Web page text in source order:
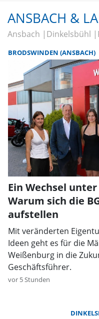
ANSBACH &
Ansbach Dinkelsbühl
BRODSWINDEN (ANSBACH)
Ein Wechsel
Warum sich die
aufstellen
Mit veränderten
Ideen geht es für die
Weißenburg in die
Geschäftsführer.
vor 5 Stunden